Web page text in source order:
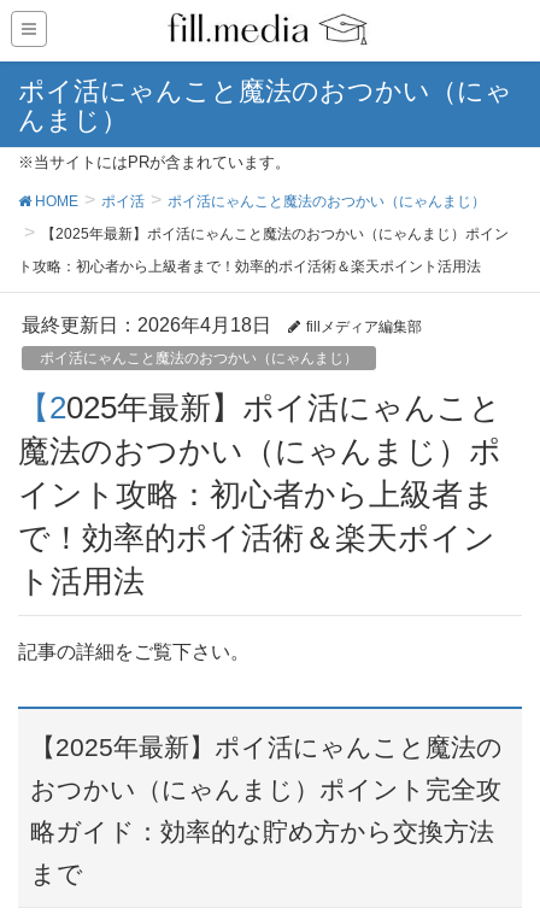
ポイ活にゃんこと魔法のおつかい（にゃ
んまじ）
※当サイトにはPRが含まれています。
HOME ポイ活
ポイ活にゃんこと魔法のおつかい（にゃんまじ）
【2025年最新】ポイ活にゃんこと魔法のおつかい（にゃんまじ）ポイン
ト攻略：初心者から上級者まで！効率的ポイ活術＆楽天ポイント活用法
最終更新日：2026年4月18日
fillメディア編集部
ポイ活にゃんこと魔法のおつかい（にゃんまじ）
【2025年最新】ポイ活にゃんこと
魔法のおつかい（にゃんまじ）ポ
イント攻略：初心者から上級者ま
で！効率的ポイ活術＆楽天ポイン
ト活用法
記事の詳細をご覧下さい。
【2025年最新】ポイ活にゃんこと魔法の
おつかい（にゃんまじ）ポイント完全攻
略ガイド：効率的な貯め方から交換方法
まで